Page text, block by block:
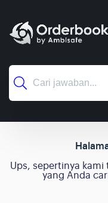
Ups, sepertinya
yang Anda